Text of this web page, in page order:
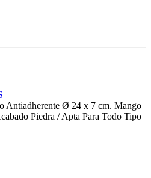
Antiadherente Ø 24 x 7 cm. Mango
Piedra / Apta Para Todo Tipo